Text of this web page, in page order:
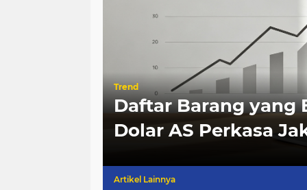
Trend
Daftar Barang yang
Dolar AS Perkasa